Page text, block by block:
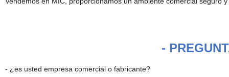
-
- ¿es usted empresa comercial o fabricante?